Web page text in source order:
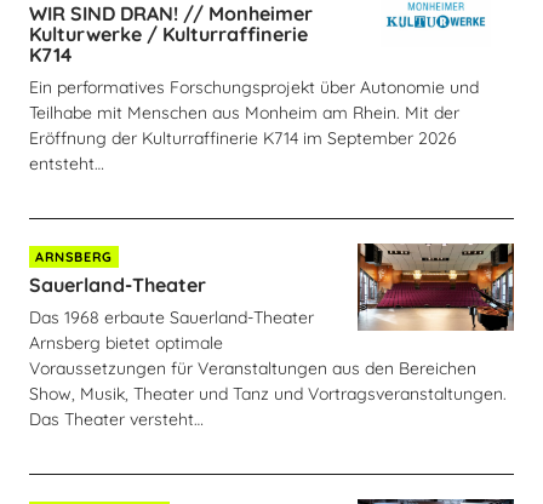
WIR SIND DRAN! // Monheimer
Kulturwerke / Kulturraffinerie
K714
Ein performatives Forschungsprojekt über Autonomie und
Teilhabe mit Menschen aus Monheim am Rhein. Mit der
Eröffnung der Kulturraffinerie K714 im September 2026
entsteht…
ARNSBERG
Sauerland-Theater
Das 1968 erbaute Sauerland-Theater
Arnsberg bietet optimale
Voraussetzungen für Veranstaltungen aus den Bereichen
Show, Musik, Theater und Tanz und Vortragsveranstaltungen.
Das Theater versteht…